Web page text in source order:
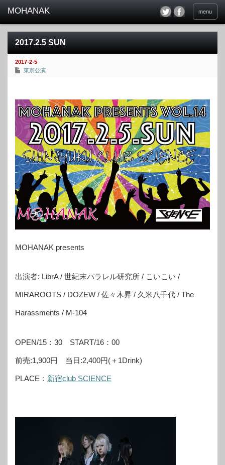
menu
2017.2.5 SUN
2017-2-5
東京公演
MOHANAK presents
出演者: LibrA / 世紀末パラレル研究所 / こいこい /
MIRAROOTS / DOZEW / 佐々木昇 / 久米八千代 / The
Harassments / M-104
OPEN/15：30 START/16：00
前売:1,900円 当日:2,400円(＋1Drink)
PLACE： 新宿club SCIENCE